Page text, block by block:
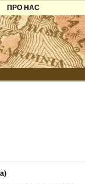
ПРО НАС
Контакти
Партнерам
Додати готель